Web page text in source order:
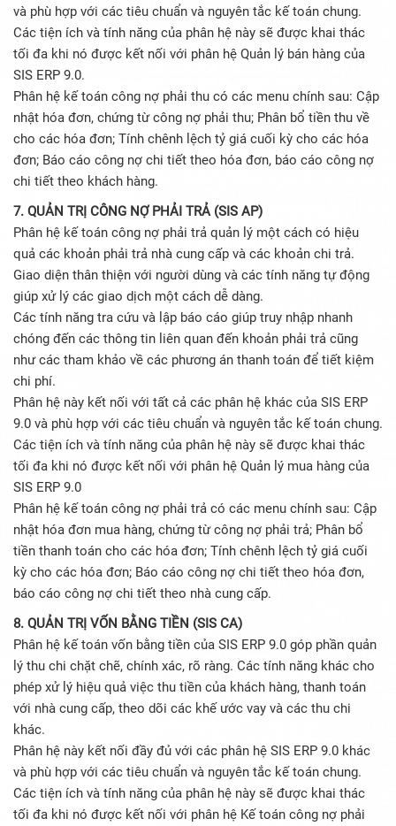
và phù hợp với các tiêu chuẩn và nguyên tắc kế toán chung.
Các tiện ích và tính năng của phân hệ này sẽ được khai thác
tối đa khi nó được kết nối với phân hệ Quản lý bán hàng của
SIS ERP 9.0.
Phân hệ kế toán công nợ phải thu có các menu chính sau: Cập
nhật hóa đơn, chứng từ công nợ phải thu; Phân bổ tiền thu về
cho các hóa đơn; Tính chênh lệch tỷ giá cuối kỳ cho các hóa
đơn; Báo cáo công nợ chi tiết theo hóa đơn, báo cáo công nợ
chi tiết theo khách hàng.
7. QUẢN TRỊ CÔNG NỢ PHẢI TRẢ (SIS AP)
Phân hệ kế toán công nợ phải trả quản lý một cách có hiệu
quả các khoản phải trả nhà cung cấp và các khoản chi trả.
Giao diện thân thiện với người dùng và các tính năng tự động
giúp xử lý các giao dịch một cách dễ dàng.
Các tính năng tra cứu và lập báo cáo giúp truy nhập nhanh
chóng đến các thông tin liên quan đến khoản phải trả cũng
như các tham khảo về các phương án thanh toán để tiết kiệm
chi phí.
Phân hệ này kết nối với tất cả các phân hệ khác của SIS ERP
9.0 và phù hợp với các tiêu chuẩn và nguyên tắc kế toán chung.
Các tiện ích và tính năng của phân hệ này sẽ được khai thác
tối đa khi nó được kết nối với phân hệ Quản lý mua hàng của
SIS ERP 9.0
Phân hệ kế toán công nợ phải trả có các menu chính sau: Cập
nhật hóa đơn mua hàng, chứng từ công nợ phải trả; Phân bổ
tiền thanh toán cho các hóa đơn; Tính chênh lệch tỷ giá cuối
kỳ cho các hóa đơn; Báo cáo công nợ chi tiết theo hóa đơn,
báo cáo công nợ chi tiết theo nhà cung cấp.
8. QUẢN TRỊ VỐN BẰNG TIỀN (SIS CA)
Phân hệ kế toán vốn bằng tiền của SIS ERP 9.0 góp phần quản
lý thu chi chặt chẽ, chính xác, rõ ràng. Các tính năng khác cho
phép xử lý hiệu quả việc thu tiền của khách hàng, thanh toán
với nhà cung cấp, theo dõi các khế ước vay và các thu chi
khác.
Phân hệ này kết nối đầy đủ với các phân hệ SIS ERP 9.0 khác
và phù hợp với các tiêu chuẩn và nguyên tắc kế toán chung.
Các tiện ích và tính năng của phân hệ này sẽ được khai thác
tối đa khi nó được kết nối với phân hệ Kế toán công nợ phải